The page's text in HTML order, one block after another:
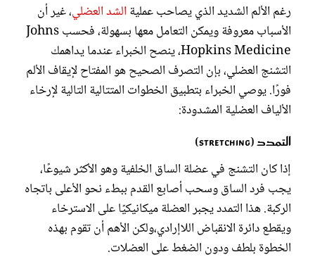
رغم الألم الشديد الذي يصاحب عملية الشد العضلي، غير أن
الأسباب معروفة ويمكن التعامل معها بسهولة، فحسب Johns
Hopkins Medicine، ينصح الخبراء عندما يداهمك
التشنج العضلي، بإن التصرف الصحيح هو المفتاح لإيقاف الألم
فورًا. يوصي الخبراء بتطبيق الخطوات المتتالية التالية لإرخاء
الألياف العضلية المشدودة:
التمدد (Stretching)
إذا كان التشنج في عضلة الساق الخلفية وهو الأكثر شيوعًا،
يجب فرد الساق وسحب أصابع القدم ببطء نحو الأعلى باتجاه
الركبة. هذا التمدد يجبر العضلة ميكانيكيًا على الاسترخاء
ويقطع دائرة الانقباض اللاإرادي،ولكن الأهم أن تقوم بهذه
الخطوة بلطف ودون الضغط على العضلات.